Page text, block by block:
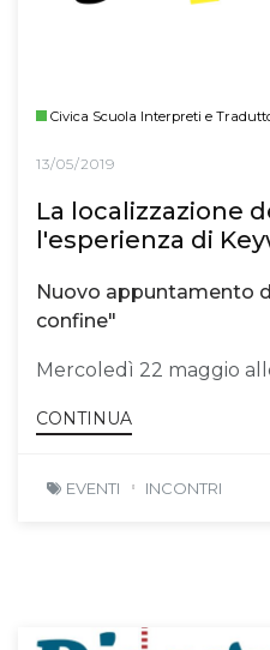
Civica Scuola Interpreti e
13/05/2019
La localizzazione
l'esperienza di
Nuovo appuntamento
confine"
Mercoledì 22 maggio
CONTINUA
EVENTI INCONTRI